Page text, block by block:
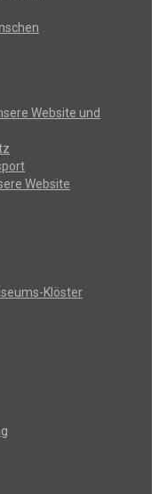
Website und
Website
Klöster